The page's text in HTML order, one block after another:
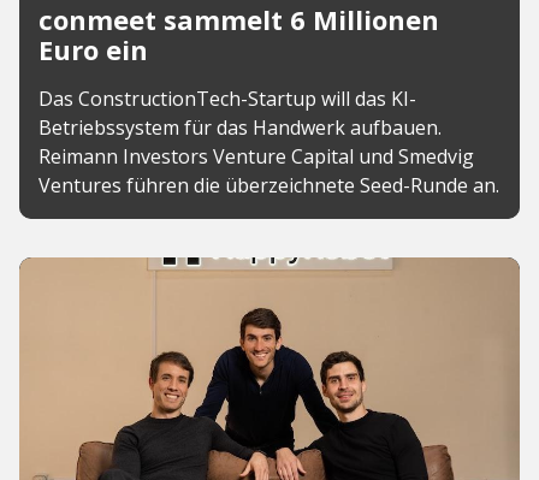
conmeet sammelt 6 Millionen
Euro ein
Das ConstructionTech-Startup will das KI-
Betriebssystem für das Handwerk aufbauen.
Reimann Investors Venture Capital und Smedvig
Ventures führen die überzeichnete Seed-Runde an.